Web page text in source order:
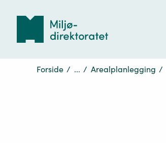
Forside / ... / Arealplanlegging /